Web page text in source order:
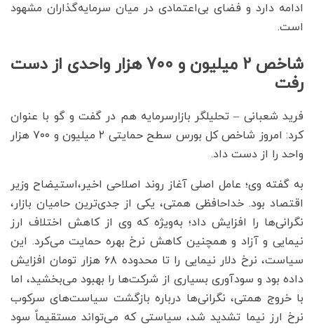
ادامه دارد و فضای بی‌اعتمادی در میان سرمایه‌گذاران مشهود
است.
شاخص 2 میلیون و 700 هزار واحدی از دست
رفت
فرید شعبانی – تحلیلگر بازارسرمایه هم در گفت و گو با عنوان
کرد: امروز شاخص کل بورس سطح حمایتی ۲ میلیون و ۷۰۰ هزار
واحد را از دست داد.
به گفته وی؛ عامل اصلی آغاز روند اصلاحی اخیر،استیضاح وزیر
اقتصاد بود. خداحافظی همتی، یکی از جدی‌ترین حامیان بازار،
نگرانی‌ها را افزایش داد؛ به‌ویژه که وی از کاهش اختلاف ارز
نیمایی و آزاد و همچنین کاهش نرخ بهره حمایت می‌کرد. این
سیاست، نرخ دلار نیمایی را تا محدوده ۶۸ هزار تومان افزایش
داده بود و سودآوری بسیاری از شرکت‌ها را بهبود می‌بخشید، اما
با خروج همتی، نگرانی‌ها درباره بازگشت سیاست‌های سرکوب
نرخ ارز نیما تشدید شد، سیاستی که می‌تواند مستقیماً سود